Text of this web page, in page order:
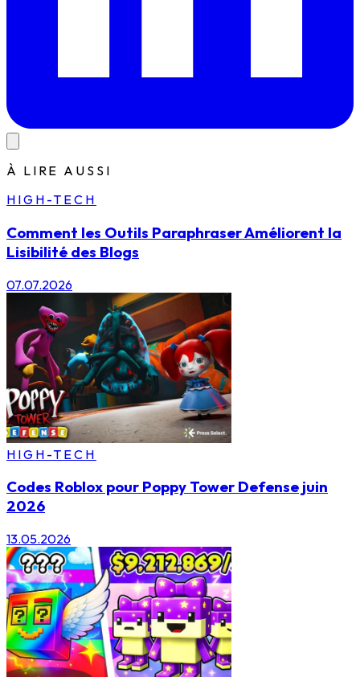
À LIRE AUSSI
HIGH-TECH
Comment les Outils Paraphraser Améliorent la
Lisibilité des Blogs
07.07.2026
HIGH-TECH
Codes Roblox pour Poppy Tower Defense juin
2026
13.05.2026